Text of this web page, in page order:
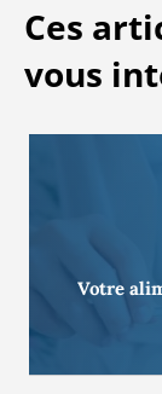
Ces
vous
QUIZ
Votre